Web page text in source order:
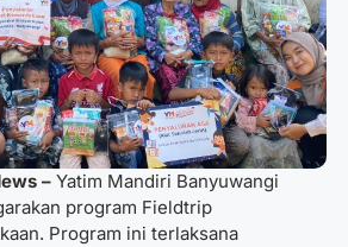
– Yatim Mandiri Banyuwangi
program Fieldtrip
Program ini terlaksana